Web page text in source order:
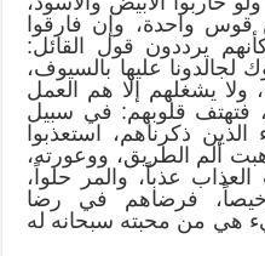
قوس واحدة، وإن فارقوا
يرددون قول القائل:
عليها بالسيوف،
ولا يشغلهم إلا هم العمل
فتهتف قلوبهم: في سبيل
الذين ذكرناهم، استعذبوا
ألم الطريق، ووعورته،
عذباً، والمر حلواً،
فرضاهم في رضا
هي من محبته سبحانه له